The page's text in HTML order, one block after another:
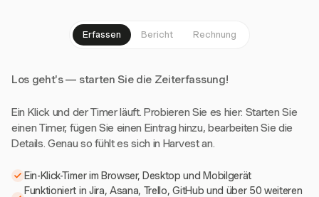
Erfassen Bericht Rechnung
Los geht's — starten Sie die Zeiterfassung!
Ein Klick und der Timer läuft. Probieren Sie es hier: Starten Sie
einen Timer, fügen Sie einen Eintrag hinzu, bearbeiten Sie die
Details. Genau so fühlt es sich in Harvest an.
Ein-Klick-Timer im Browser, Desktop und Mobilgerät
Funktioniert in Jira, Asana, Trello, GitHub und über 50 weiteren